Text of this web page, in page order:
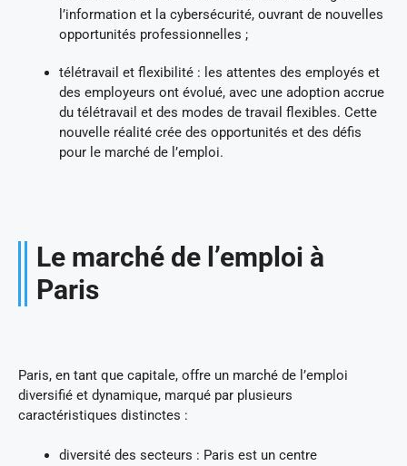
l’information et la cybersécurité, ouvrant de nouvelles
opportunités professionnelles ;
télétravail et flexibilité : les attentes des employés et
des employeurs ont évolué, avec une adoption accrue
du télétravail et des modes de travail flexibles. Cette
nouvelle réalité crée des opportunités et des défis
pour le marché de l’emploi.
Le marché de l’emploi à
Paris
Paris, en tant que capitale, offre un marché de l’emploi
diversifié et dynamique, marqué par plusieurs
caractéristiques distinctes :
diversité des secteurs : Paris est un centre